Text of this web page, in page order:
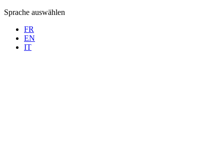
Sprache auswählen
FR
EN
IT